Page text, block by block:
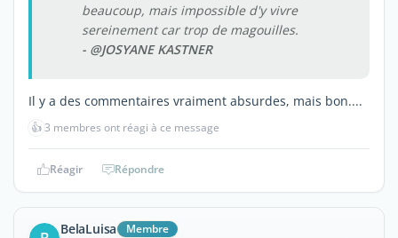
beaucoup, mais impossible d'y vivre
sereinement car trop de magouilles.
- @JOSYANE KASTNER
Il y a des commentaires vraiment absurdes, mais bon....
👍3 membres ont réagi à ce message
Réagir Répondre
BelaLuisa Membre